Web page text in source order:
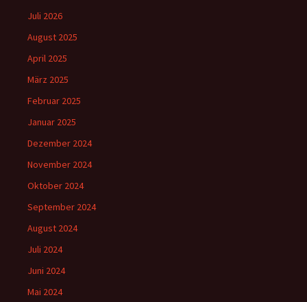
Juli 2026
August 2025
April 2025
März 2025
Februar 2025
Januar 2025
Dezember 2024
November 2024
Oktober 2024
September 2024
August 2024
Juli 2024
Juni 2024
Mai 2024